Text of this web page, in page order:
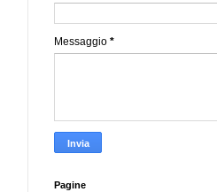
Messaggio *
Pagine